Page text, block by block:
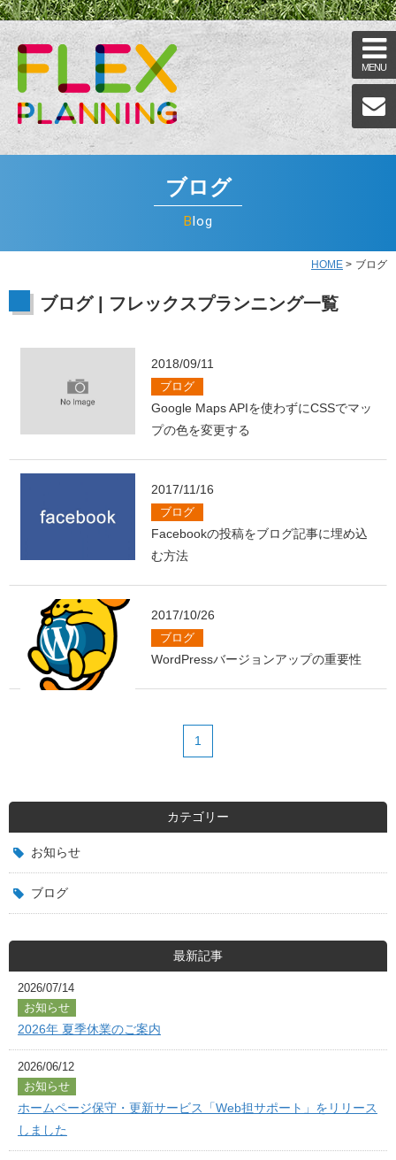
MENU
ブログ
Blog
HOME > ブログ
ブログ | フレックスプランニング一覧
2018/09/11
ブログ
Google Maps APIを使わずにCSSでマッ
プの色を変更する
2017/11/16
ブログ
Facebookの投稿をブログ記事に埋め込
む方法
2017/10/26
ブログ
WordPressバージョンアップの重要性
1
カテゴリー
お知らせ
ブログ
最新記事
2026/07/14
お知らせ
2026年 夏季休業のご案内
2026/06/12
お知らせ
ホームページ保守・更新サービス「Web担サポート」をリリース
しました